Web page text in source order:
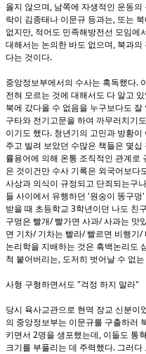
옳지 않으며 , 남쪽에 자생적인 운동
락이 김종태나 이문규 등과는, 또는
없지만, 적어도 민족해방전선 모임에
대해서는 논의한 바도 없으며 , 북과의
다는 것이다.
중앙정보부에서의 수사는 혹독했다.
전혀 모르는 것에 대해서도 다 알고
북에 갔다올 수 없음을 누구보다도
구타와 전기고문을 하여 까무러치기
이기도 했다. 청년기의 고민과 방황이
주고 빌려 보았던 수많은 책들은 몇
률용어에 의해 온통 조직적인 관계로
은 것이건만 수사 기록은 외국어보다
사상과 의식이 규정되고 단죄되는구나
들 사이에서 유행하던 '원숭이 똥구멍'
받을 때 초등학교 3학년이던 나도 친
구멍은 빨개/ 빨가면 사과/사과는 맛
면 기차/ 기차는 빨라/ 빨르면 비행기 /
논리학을 지배하는 것은 흑백논리도
척 붙어버리는, 도저히 벗어날 수 없
사형 구형하면서도 "걱정 하지 말라"
당시 육사교관으로 현역 장교 신분이
의 중앙정보부는 이문규를 구출하러
키면서 2명을 생포했는데 , 이들도 통
크기를 부풀리는 데 주력했다. 그러다